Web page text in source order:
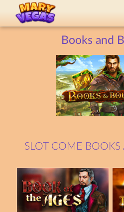
Books and
SLOT COME